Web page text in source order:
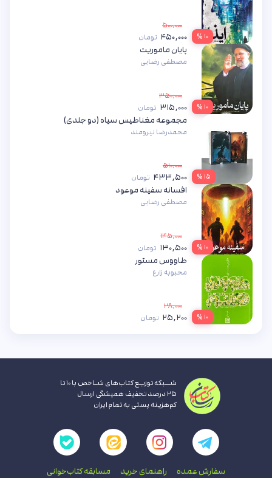
۱۰ %
۵۰۰,۰۰۰
۴۵۰,۰۰۰ تومان
۱۰ %
پایان ماموریت
مصطفی رضایی
۳۵۰,۰۰۰
۳۱۵,۰۰۰ تومان
۱۵ %
مجموعه مغناطیس سیاه (دو جلدی)
محمدرضا نیرومند
۵۱۰,۰۰۰
۴۳۳,۵۰۰ تومان
۱۰ %
افسانه سفینه موعود
مصطفی رضایی
۱۴۵,۰۰۰
۱۳۰,۵۰۰ تومان
۱۰ %
طاووس مستور
محبوبه زارع
۲۸,۰۰۰
۲۵,۲۰۰ تومان
شــبکه توزیـع کتاب‌های شـاخص با ۱۰ تا
۲۵ درصد تخفیف همیشگی ارسال
کم‌هزینه پستی به تمام ایران
سفارش عمده راهنمای‌ خرید مسابقه کتاب‌خوانی